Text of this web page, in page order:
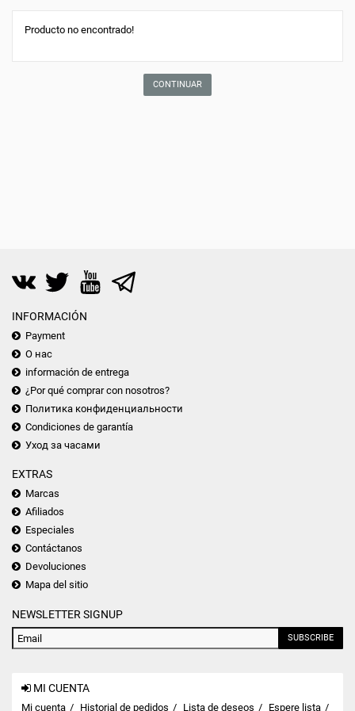
Producto no encontrado!
CONTINUAR
INFORMACIÓN
Payment
О нас
información de entrega
¿Por qué comprar con nosotros?
Политика конфиденциальности
Condiciones de garantía
Уход за часами
EXTRAS
Marcas
Afiliados
Especiales
Contáctanos
Devoluciones
Mapa del sitio
NEWSLETTER SIGNUP
SUBSCRIBE
MI CUENTA
Mi cuenta Historial de pedidos Lista de deseos Espere lista